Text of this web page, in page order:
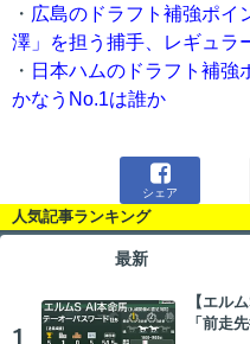
・ 広島のドラフト補強ポ
澤」を担う捕手、レギュラ
・ 日本ハムのドラフト補強
かなうNo.1は誰か

シェア
人気記事ランキング
最新
【エル
「前走